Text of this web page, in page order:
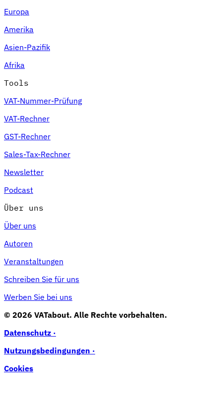
Europa
Amerika
Asien-Pazifik
Afrika
Tools
VAT-Nummer-Prüfung
VAT-Rechner
GST-Rechner
Sales-Tax-Rechner
Newsletter
Podcast
Über uns
Über uns
Autoren
Veranstaltungen
Schreiben Sie für uns
Werben Sie bei uns
© 2026 VATabout. Alle Rechte vorbehalten.
Datenschutz ·
Nutzungsbedingungen ·
Cookies